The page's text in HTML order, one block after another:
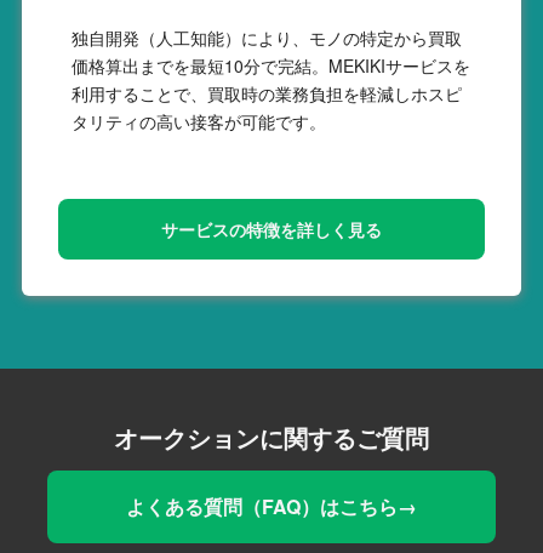
独自開発（人工知能）により、モノの特定から買取
価格算出までを最短10分で完結。MEKIKIサービスを
利用することで、買取時の業務負担を軽減しホスピ
タリティの高い接客が可能です。
サービスの特徴を詳しく見る
オークションに関するご質問
よくある質問（FAQ）はこちら→